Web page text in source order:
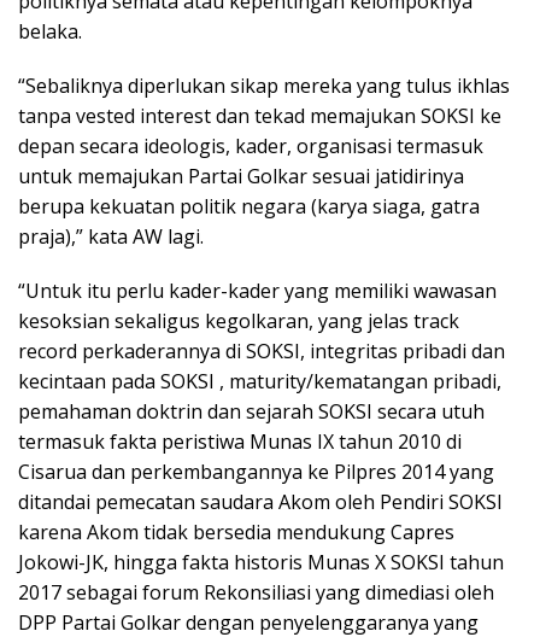
belaka.
“Sebaliknya diperlukan sikap mereka yang tulus ikhlas
tanpa vested interest dan tekad memajukan SOKSI ke
depan secara ideologis, kader, organisasi termasuk
untuk memajukan Partai Golkar sesuai jatidirinya
berupa kekuatan politik negara (karya siaga, gatra
praja),” kata AW lagi.
“Untuk itu perlu kader-kader yang memiliki wawasan
kesoksian sekaligus kegolkaran, yang jelas track
record perkaderannya di SOKSI, integritas pribadi dan
kecintaan pada SOKSI , maturity/kematangan pribadi,
pemahaman doktrin dan sejarah SOKSI secara utuh
termasuk fakta peristiwa Munas IX tahun 2010 di
Cisarua dan perkembangannya ke Pilpres 2014 yang
ditandai pemecatan saudara Akom oleh Pendiri SOKSI
karena Akom tidak bersedia mendukung Capres
Jokowi-JK, hingga fakta historis Munas X SOKSI tahun
2017 sebagai forum Rekonsiliasi yang dimediasi oleh
DPP Partai Golkar dengan penyelenggaranya yang